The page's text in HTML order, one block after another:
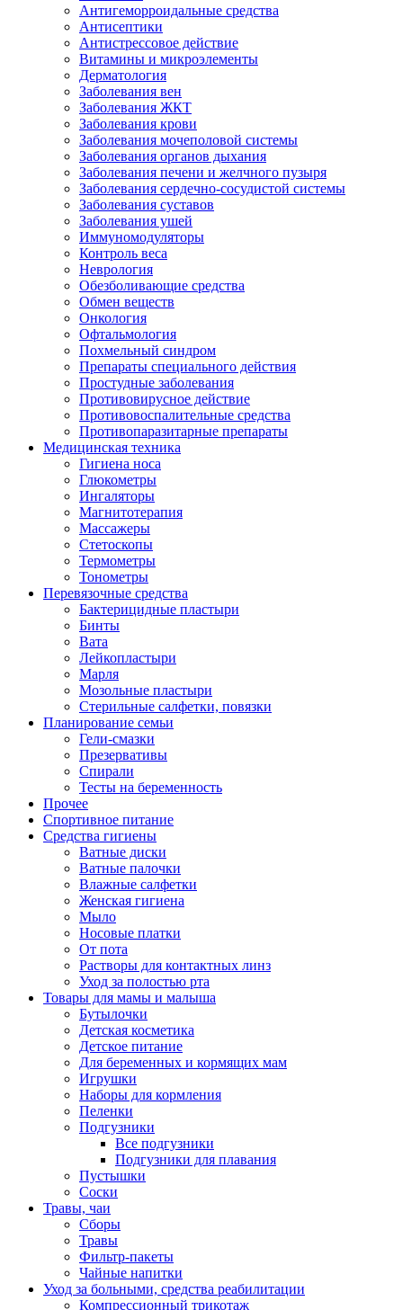
Антигеморроидальные средства
Антисептики
Антистрессовое действие
Витамины и микроэлементы
Дерматология
Заболевания вен
Заболевания ЖКТ
Заболевания крови
Заболевания мочеполовой системы
Заболевания органов дыхания
Заболевания печени и желчного пузыря
Заболевания сердечно-сосудистой системы
Заболевания суставов
Заболевания ушей
Иммуномодуляторы
Контроль веса
Неврология
Обезболивающие средства
Обмен веществ
Онкология
Офтальмология
Похмельный синдром
Препараты специального действия
Простудные заболевания
Противовирусное действие
Противовоспалительные средства
Противопаразитарные препараты
Медицинская техника
Гигиена носа
Глюкометры
Ингаляторы
Магнитотерапия
Массажеры
Стетоскопы
Термометры
Тонометры
Перевязочные средства
Бактерицидные пластыри
Бинты
Вата
Лейкопластыри
Марля
Мозольные пластыри
Стерильные салфетки, повязки
Планирование семьи
Гели-смазки
Презервативы
Спирали
Тесты на беременность
Прочее
Спортивное питание
Средства гигиены
Ватные диски
Ватные палочки
Влажные салфетки
Женская гигиена
Мыло
Носовые платки
От пота
Растворы для контактных линз
Уход за полостью рта
Товары для мамы и малыша
Бутылочки
Детская косметика
Детское питание
Для беременных и кормящих мам
Игрушки
Наборы для кормления
Пеленки
Подгузники
Все подгузники
Подгузники для плавания
Пустышки
Соски
Травы, чаи
Сборы
Травы
Фильтр-пакеты
Чайные напитки
Уход за больными, средства реабилитации
Компрессионный трикотаж